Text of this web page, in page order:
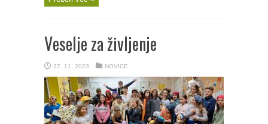
Veselje za življenje
27. 11. 2023 NOVICE